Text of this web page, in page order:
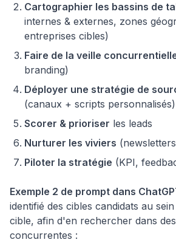
Cartographier les bassins de
internes & externes, zones
entreprises cibles)
Faire de la veille
branding)
Déployer une stratégie de
(canaux + scripts personnalisés)
Scorer & prioriser les leads
Nurturer les viviers
Piloter la stratégie (KPI,
Exemple 2 de prompt dans
identifié des cibles candidats au
cible, afin d'en rechercher dans
concurrentes :